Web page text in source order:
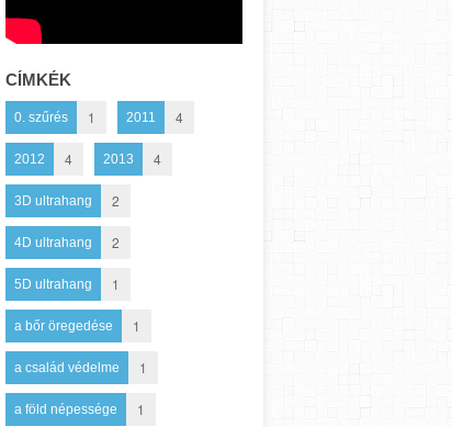
CÍMKÉK
0. szűrés 1 2011 4
2012 4 2013 4
3D ultrahang 2
4D ultrahang 2
5D ultrahang 1
a bőr öregedése 1
a család védelme 1
a föld népessége 1